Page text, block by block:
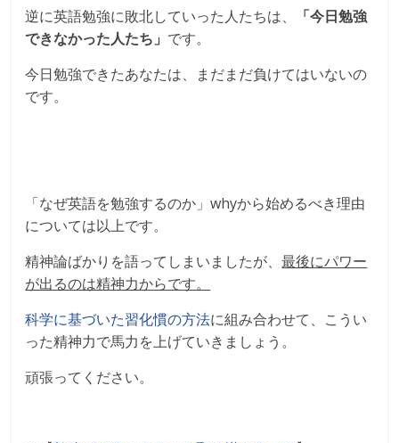
逆に英語勉強に敗北していった人たちは、
「今日勉強
できなかった人たち」 です。
今日勉強できたあなたは、まだまだ負けてはいないの
です。
「なぜ英語を勉強するのか」whyから始めるべき理由
については以上です。
精神論ばかりを語ってしまいましたが、最後にパワー
が出るのは精神力からです。
科学に基づいた習化慣の方法に組み合わせて、こうい
った精神力で馬力を上げていきましょう。
頑張ってください。